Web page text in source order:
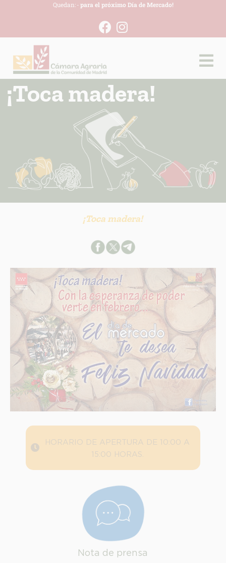
Quedan: -para el próximo Día de Mercado!
¡Toca madera!
¡Toca madera!
HORARIO DE APERTURA DE 10:00 A
15:00 HORAS.
Nota de prensa
INFORMACION SOBRE LA PROTECCIÓN DE TUS DATOS
Responsable:
Finalidad:
Información adicional